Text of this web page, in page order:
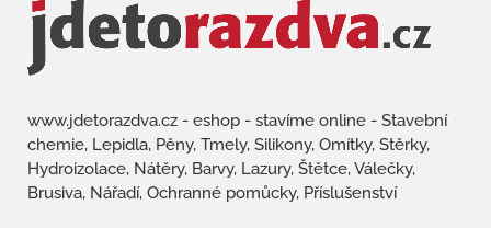
www.jdetorazdva.cz - eshop - stavíme online - Stavební
chemie, Lepidla, Pěny, Tmely, Silikony, Omítky, Stěrky,
Hydroizolace, Nátěry, Barvy, Lazury, Štětce, Válečky,
Brusiva, Nářadí, Ochranné pomůcky, Příslušenství